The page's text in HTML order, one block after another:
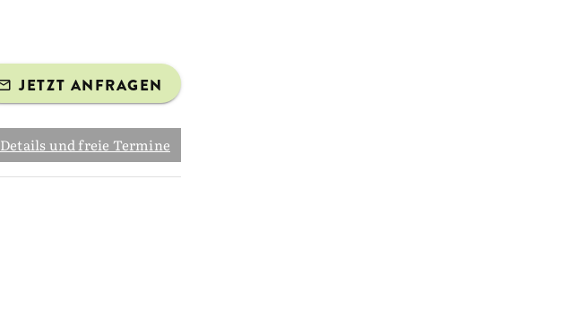
JETZT ANFRAGEN
Details und freie Termine